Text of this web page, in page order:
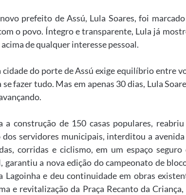
prefeito de Assú, Lula Soares, foi
o povo. Íntegro e transparente, Lula já
de qualquer interesse pessoal.
do porte de Assú exige equilíbrio entre
fazer tudo. Mas em apenas 30 dias, Lula
a construção de 150 casas populares,
servidores municipais, interditou a
corridas e ciclismo, em um espaço
garantiu a nova edição do campeonato de
Lagoinha e deu continuidade em obras
e revitalização da Praça Recanto da Criança,